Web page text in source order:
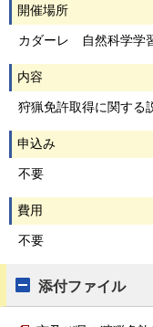
開催場所
カダーレ 自然科学学
内容
狩猟免許取得に関する
申込み
不要
費用
不要
添付ファイル